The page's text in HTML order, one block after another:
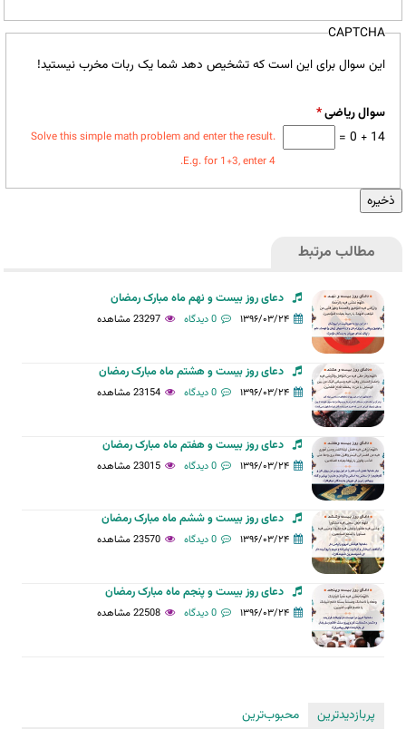
CAPTCHA
این سوال برای این است که تشخیص دهد شما یک ربات مخرب نیستید!
سوال ریاضی*
14 + 0 =
Solve this simple math problem and enter the result.
E.g. for 1+3, enter 4.
مطالب مرتبط
دعای روز بیست و نهم ماه مبارک رمضان
۱۳۹۶/۰۳/۲۴ 0 دیدگاه 23297 مشاهده
دعای روز بیست و هشتم ماه مبارک رمضان
۱۳۹۶/۰۳/۲۴ 0 دیدگاه 23154 مشاهده
دعای روز بیست و هفتم ماه مبارک رمضان
۱۳۹۶/۰۳/۲۴ 0 دیدگاه 23015 مشاهده
دعای روز بیست و ششم ماه مبارک رمضان
۱۳۹۶/۰۳/۲۴ 0 دیدگاه 23570 مشاهده
دعای روز بیست و پنجم ماه مبارک رمضان
۱۳۹۶/۰۳/۲۴ 0 دیدگاه 22508 مشاهده
پربازدیدترین
محبوب‌ترین